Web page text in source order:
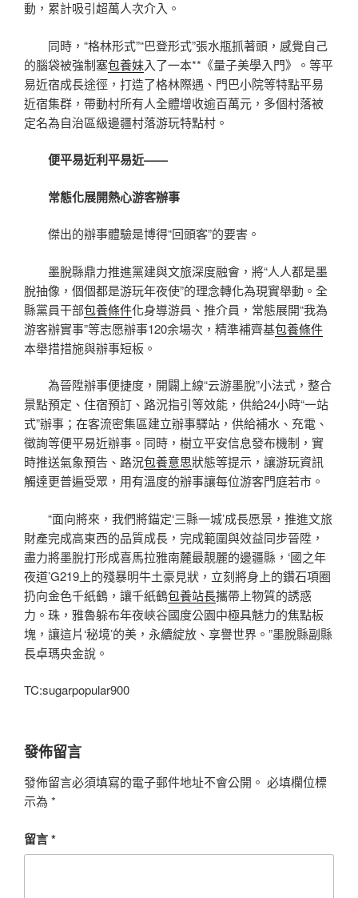
動，累計吸引超萬人次介入。
同時，“格林形式”“巴登形式”張水瓶抓著頭，感覺自己
的腦袋被強制塞包養妹入了一本**《量子美學入門》。等平
易近宿成長途徑，打造了格林際遇、門巴小院等特點平易
近宿集群，帶動村所有人全體增收逾百萬元，多個村落被
定名為自治區級邊疆村落游玩特點村。
便平易近利平易近——
常態化展開熱心游客辦事
傑出的辦事體驗是博得“回頭客”的要害。
墨脫縣鼎力推進黨建與文旅深度融會，將“人人都是墨
脫抽像，個個都是游玩年夜使”的理念轉化為現實舉動。全
縣黨員干部包養條件化身導游員、推介員，常態展開“我為
游客辦實事”等志愿辦事120余場次，精準補齊基包養條件
本舉措措施與辦事短板。
為晉陞辦事便捷度，開闢上線“云游墨脫”小法式，整合
景點預定、住宿預訂、路況指引等效能，供給24小時“一站
式”辦事；在客流密集區建立辦事驛站，供給補水、充電、
徵詢等便平易近辦事。同時，樹立平安信息發布機制，實
時推送氣象預告、路況包養意思狀態等提示，讓游玩資訊
觸達更普遍受眾，用有溫度的辦事讓每位游客門庭若市。
“面向將來，我們將錨定‘三縣一城’成長愿景，推進文旅
財產完成高東西的品質成長，完成範圍與效益同步晉陞，
盡力將墨脫打形成喜馬拉雅南麓最靚麗的邊疆縣，‘國之年
夜道’G219上的殘暴明牛土豪見狀，立刻將身上的鑽石項圈
扔向金色千紙鶴，讓千紙鶴包養站長攜帶上物質的誘惑
力。珠，雅魯躲布年夜峽谷國度公園中極具魅力的焦點板
塊，讓這片‘秘境’的美，永續綻放、享譽世界。”墨脫縣副縣
長卓瑪央金說。
TC:sugarpopular900
發佈留言
發佈留言必須填寫的電子郵件地址不會公開。 必填欄位標
示為 *
留言*